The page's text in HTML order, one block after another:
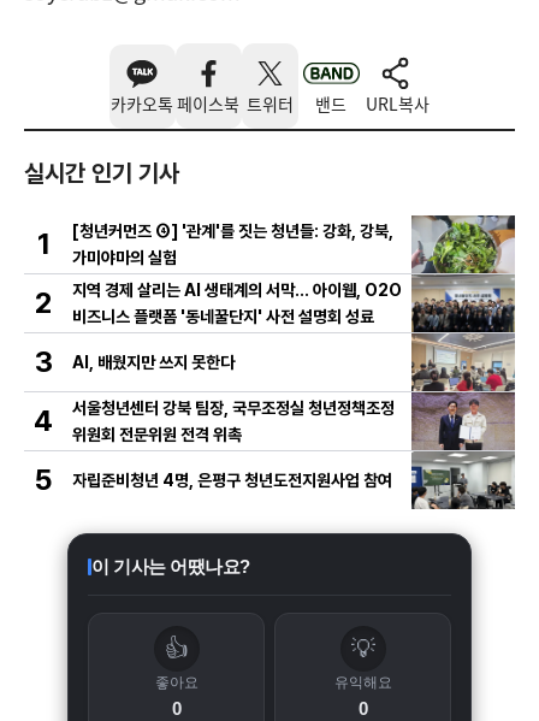
카카오톡 페이스북 트위터 밴드 URL복사
실시간 인기 기사
1
[청년커먼즈 ④] '관계'를 짓는 청년들: 강화, 강북,
가미야마의 실험
2
지역 경제 살리는 AI 생태계의 서막... 아이웹, O2O
비즈니스 플랫폼 '동네꿀단지' 사전 설명회 성료
3 AI, 배웠지만 쓰지 못한다
4
서울청년센터 강북 팀장, 국무조정실 청년정책조정
위원회 전문위원 전격 위촉
5 자립준비청년 4명, 은평구 청년도전지원사업 참여
이 기사는 어땠나요?
👍
좋아요
0
💡
유익해요
0